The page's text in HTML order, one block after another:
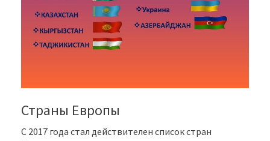
Страны Европы
С 2017 года стал действителен список стран